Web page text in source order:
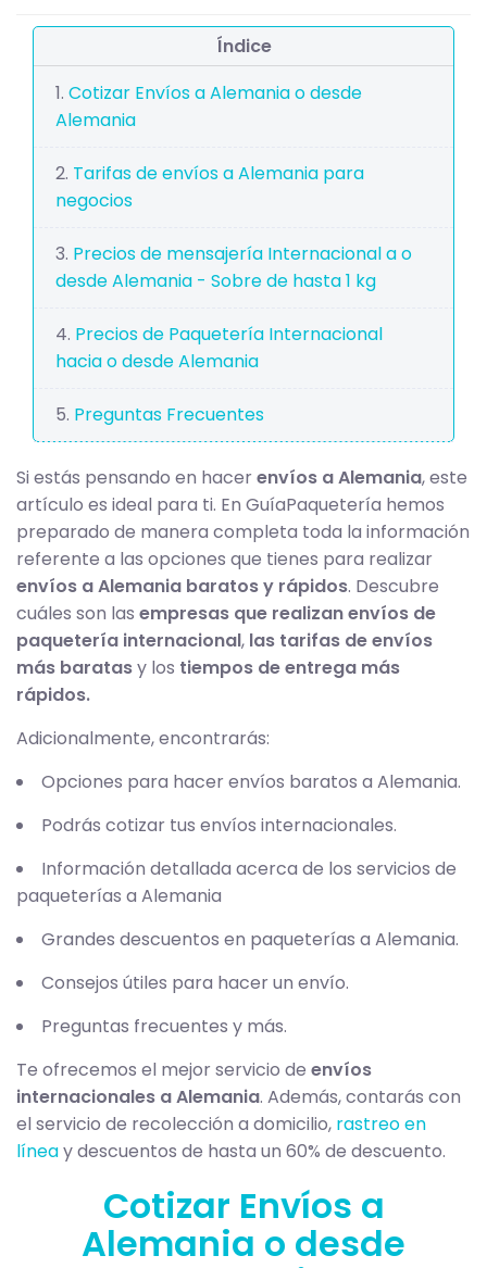
Índice
Cotizar Envíos a Alemania o desde
Alemania
Tarifas de envíos a Alemania para
negocios
Precios de mensajería Internacional a o
desde Alemania - Sobre de hasta 1 kg
Precios de Paquetería Internacional
hacia o desde Alemania
Preguntas Frecuentes
Si estás pensando en hacerenvíos a Alemania, este
artículo es ideal para ti. En GuíaPaquetería hemos
preparado de manera completa toda la información
referente a las opciones que tienes para realizar
envíos a Alemania baratos y rápidos. Descubre
cuáles son las empresas que realizan envíos de
paquetería internacional, las tarifas de envíos
más baratasy los tiempos de entrega más
rápidos.
Adicionalmente, encontrarás:
Opciones para hacer envíos baratos a Alemania.
Podrás cotizar tus envíos internacionales.
Información detallada acerca de los servicios de
paqueterías a Alemania
Grandes descuentos en paqueterías a Alemania.
Consejos útiles para hacer un envío.
Preguntas frecuentes y más.
Te ofrecemos el mejor servicio de envíos
internacionales a Alemania. Además, contarás con
el servicio de recolección a domicilio, rastreo en
líneay descuentos de hasta un 60% de descuento.
Cotizar Envíos a
Alemania o desde